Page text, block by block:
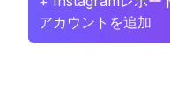
アカウントを追加